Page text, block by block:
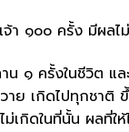
า ๑๐๐ ครั้ง มีผล
น ๑ ครั้งในชีวิต แ
ย เกิดไปทุกชาติ
ม่เกิดในที่นั้น ผลที่